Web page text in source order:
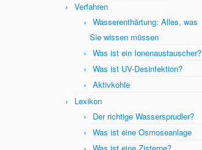
Verfahren
Wasserenthärtung: Alles, was
Sie wissen müssen
Was ist ein Ionenaustauscher?
Was ist UV-Desinfektion?
Aktivkohle
Lexikon
Der richtige Wassersprudler?
Was ist eine Osmoseanlage